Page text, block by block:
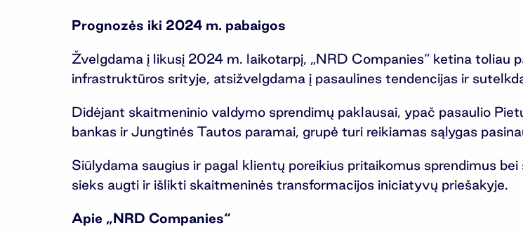
Prognozės iki 2024 m. pabaigos
Žvelgdama į likusį 2024 m. laikotarpį, „NRD Companies“ ketina toliau
infrastruktūros srityje, atsižvelgdama į pasaulines tendencijas ir
Didėjant skaitmeninio valdymo sprendimų paklausai, ypač pasaulio
bankas ir Jungtinės Tautos paramai, grupė turi reikiamas sąlygas
Siūlydama saugius ir pagal klientų poreikius pritaikomus sprendimus
sieks augti ir išlikti skaitmeninės transformacijos iniciatyvų priešakyje.
Apie „NRD Companies“